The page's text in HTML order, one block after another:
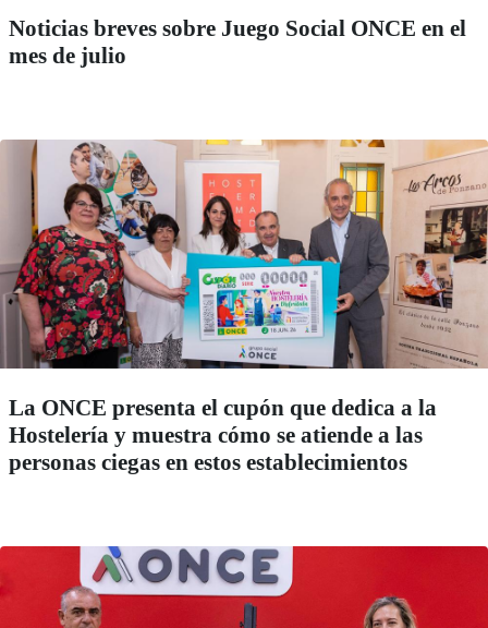
Noticias breves sobre Juego Social ONCE en el
mes de julio
La ONCE presenta el cupón que dedica a la
Hostelería y muestra cómo se atiende a las
personas ciegas en estos establecimientos